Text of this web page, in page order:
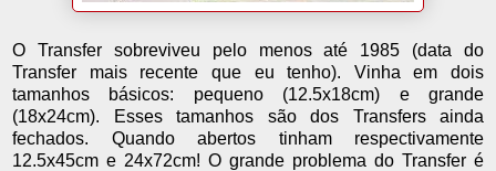
O Transfer sobreviveu pelo menos até 1985 (data do
Transfer mais recente que eu tenho). Vinha em dois
tamanhos básicos: pequeno (12.5x18cm) e grande
(18x24cm). Esses tamanhos são dos Transfers ainda
fechados. Quando abertos tinham respectivamente
12.5x45cm e 24x72cm! O grande problema do Transfer é